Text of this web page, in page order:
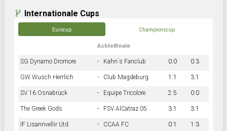
Internationale Cups
Eurocup Championscup
Achtelfinale
SG Dynamo Dromore - Kahn´s Fanclub 0:0 0:3
GW Wusch Herrlich - Club Magdeburg 1:1 3:1
SV 16 Osnabrück - Equipe Tricolore 2:5 0:0
The Greek Gods - FSV AlCatraz 05 3:1 3:1
IF Lisannvellir Utd. - CCAA FC 0:1 1:3